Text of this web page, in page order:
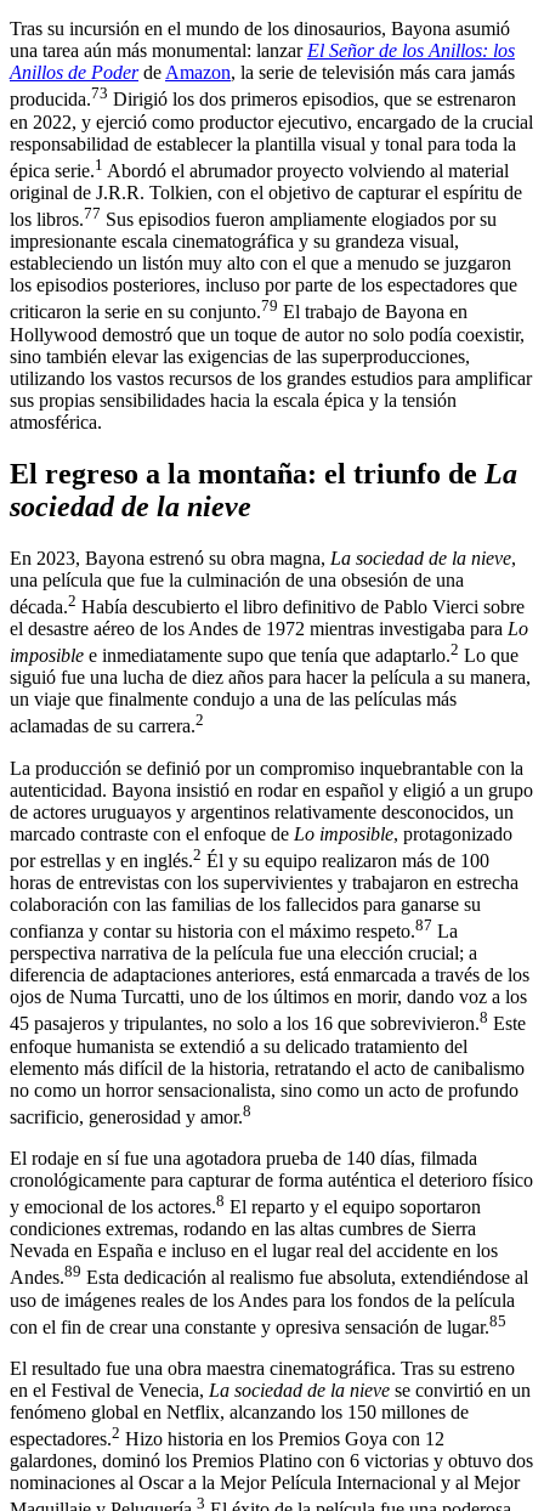
Tras su incursión en el mundo de los dinosaurios, Bayona asumió
una tarea aún más monumental: lanzarEl Señor de los Anillos: los
Anillos de PoderdeAmazon, la serie de televisión más cara jamás
producida.73 Dirigió los dos primeros episodios, que se estrenaron
en 2022, y ejerció como productor ejecutivo, encargado de la crucial
responsabilidad de establecer la plantilla visual y tonal para toda la
épica serie.1 Abordó el abrumador proyecto volviendo al material
original de J.R.R. Tolkien, con el objetivo de capturar el espíritu de
los libros.77 Sus episodios fueron ampliamente elogiados por su
impresionante escala cinematográfica y su grandeza visual,
estableciendo un listón muy alto con el que a menudo se juzgaron
los episodios posteriores, incluso por parte de los espectadores que
criticaron la serie en su conjunto.79 El trabajo de Bayona en
Hollywood demostró que un toque de autor no solo podía coexistir,
sino también elevar las exigencias de las superproducciones,
utilizando los vastos recursos de los grandes estudios para amplificar
sus propias sensibilidades hacia la escala épica y la tensión
atmosférica.
El regreso a la montaña: el triunfo de La
sociedad de la nieve
En 2023, Bayona estrenó su obra magna, La sociedad de la nieve,
una película que fue la culminación de una obsesión de una
década.2 Había descubierto el libro definitivo de Pablo Vierci sobre
el desastre aéreo de los Andes de 1972 mientras investigaba para Lo
imposible e inmediatamente supo que tenía que adaptarlo.2 Lo que
siguió fue una lucha de diez años para hacer la película a su manera,
un viaje que finalmente condujo a una de las películas más
aclamadas de su carrera.2
La producción se definió por un compromiso inquebrantable con la
autenticidad. Bayona insistió en rodar en español y eligió a un grupo
de actores uruguayos y argentinos relativamente desconocidos, un
marcado contraste con el enfoque de Lo imposible, protagonizado
por estrellas y en inglés.2 Él y su equipo realizaron más de 100
horas de entrevistas con los supervivientes y trabajaron en estrecha
colaboración con las familias de los fallecidos para ganarse su
confianza y contar su historia con el máximo respeto.87 La
perspectiva narrativa de la película fue una elección crucial; a
diferencia de adaptaciones anteriores, está enmarcada a través de los
ojos de Numa Turcatti, uno de los últimos en morir, dando voz a los
45 pasajeros y tripulantes, no solo a los 16 que sobrevivieron.8 Este
enfoque humanista se extendió a su delicado tratamiento del
elemento más difícil de la historia, retratando el acto de canibalismo
no como un horror sensacionalista, sino como un acto de profundo
sacrificio, generosidad y amor.8
El rodaje en sí fue una agotadora prueba de 140 días, filmada
cronológicamente para capturar de forma auténtica el deterioro físico
y emocional de los actores.8 El reparto y el equipo soportaron
condiciones extremas, rodando en las altas cumbres de Sierra
Nevada en España e incluso en el lugar real del accidente en los
Andes.89 Esta dedicación al realismo fue absoluta, extendiéndose al
uso de imágenes reales de los Andes para los fondos de la película
con el fin de crear una constante y opresiva sensación de lugar.85
El resultado fue una obra maestra cinematográfica. Tras su estreno
en el Festival de Venecia, La sociedad de la nieve se convirtió en un
fenómeno global en Netflix, alcanzando los 150 millones de
espectadores.2 Hizo historia en los Premios Goya con 12
galardones, dominó los Premios Platino con 6 victorias y obtuvo dos
nominaciones al Oscar a la Mejor Película Internacional y al Mejor
3